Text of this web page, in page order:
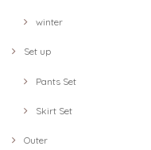
winter
Set up
Pants Set
Skirt Set
Outer